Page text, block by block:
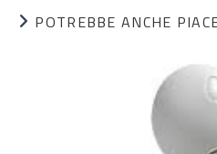
POTREBBE ANCHE